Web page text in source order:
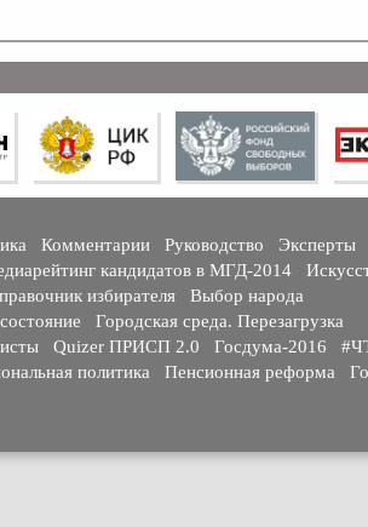
Комментарии Руководство
Эксперты
кандидатов в МГД-2014
избирателя
Выбор народа
Городская среда. Перезагрузка
Quizer ПРИСП 2.0 Госдума-2016
политика Пенсионная реформа